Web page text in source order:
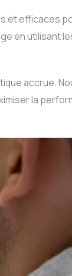
et efficaces
en utilisant
accrue.
la